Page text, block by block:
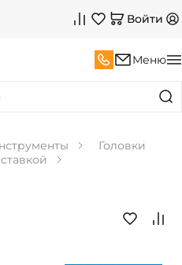
Войти
Меню
Головки